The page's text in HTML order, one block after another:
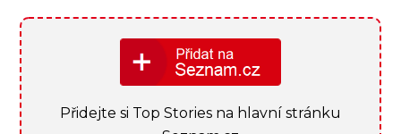
Přidejte si Top Stories na hlavní stránku